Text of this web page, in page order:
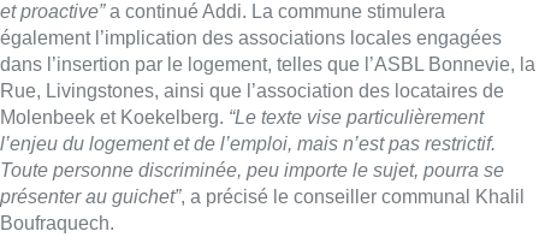
et proactive”a continué Addi. La commune stimulera
également l’implication des associations locales engagées
dans l’insertion par le logement, telles que l’ASBL Bonnevie, la
Rue, Livingstones, ainsi que l’association des locataires de
Molenbeek et Koekelberg. “Le texte vise particulièrement
l’enjeu du logement et de l’emploi, mais n’est pas restrictif.
Toute personne discriminée, peu importe le sujet, pourra se
présenter au guichet”, a précisé le conseiller communal Khalil
Boufraquech.